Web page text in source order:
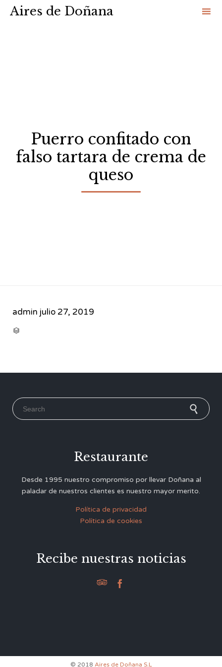
Aires de Doñana
Puerro confitado con
falso tartara de crema de
queso
admin julio 27, 2019

Search for:
Restaurante
Desde 1995 nuestro compromiso por llevar Doñana al
paladar de nuestros clientes es nuestro mayor merito.
Política de privacidad
Política de cookies
Recibe nuestras noticias
 
© 2018 Aires de Doñana S.L